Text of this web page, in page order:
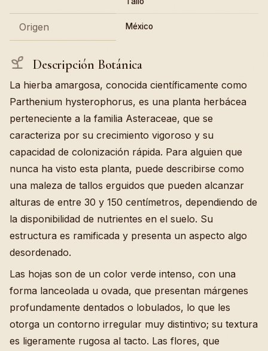
Origen México
Descripción Botánica
La hierba amargosa, conocida científicamente como
Parthenium hysterophorus, es una planta herbácea
perteneciente a la familia Asteraceae, que se
caracteriza por su crecimiento vigoroso y su
capacidad de colonización rápida. Para alguien que
nunca ha visto esta planta, puede describirse como
una maleza de tallos erguidos que pueden alcanzar
alturas de entre 30 y 150 centímetros, dependiendo de
la disponibilidad de nutrientes en el suelo. Su
estructura es ramificada y presenta un aspecto algo
desordenado.
Las hojas son de un color verde intenso, con una
forma lanceolada u ovada, que presentan márgenes
profundamente dentados o lobulados, lo que les
otorga un contorno irregular muy distintivo; su textura
es ligeramente rugosa al tacto. Las flores, que